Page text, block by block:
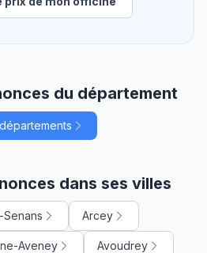
du département
dans ses villes
Arcey
Aveney Avoudrey